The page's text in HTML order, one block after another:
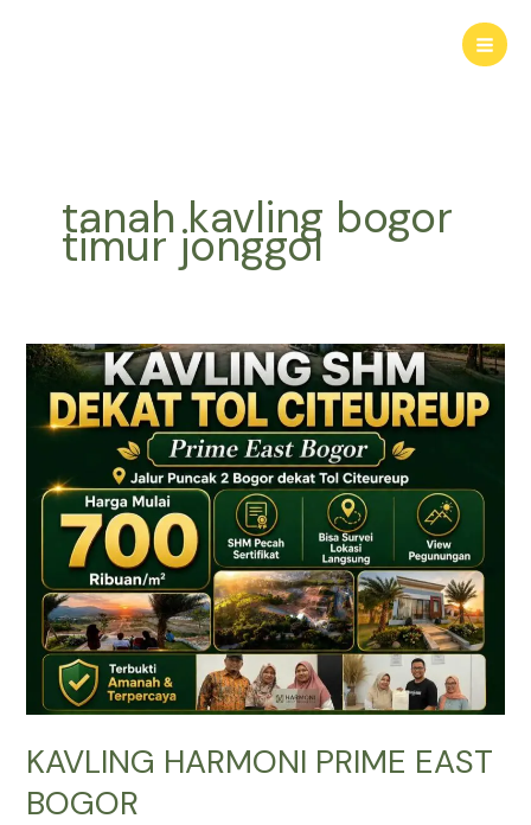
tanah kavling bogor
timur jonggol
KAVLING HARMONI PRIME EAST
BOGOR
KAVLING
HARMONI
PRIME
EAST